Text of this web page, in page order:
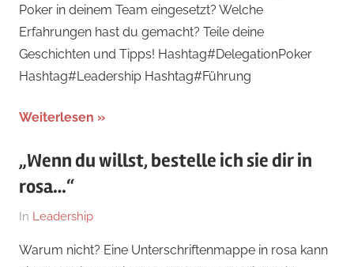
Poker in deinem Team eingesetzt? Welche
Erfahrungen hast du gemacht? Teile deine
Geschichten und Tipps! Hashtag#DelegationPoker
Hashtag#Leadership Hashtag#Führung
Weiterlesen
„Wenn du willst, bestelle ich sie dir in
rosa…“
Am
Juni
Von
med.
In Leadership
Warum nicht? Eine Unterschriftenmappe in rosa kann